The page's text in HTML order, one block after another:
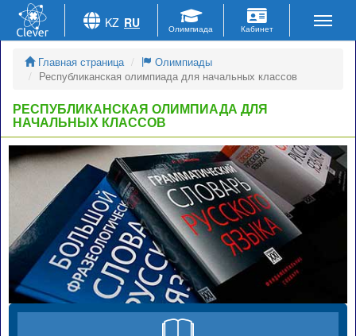
Главная страница
Олимпиады
Республиканская олимпиада для начальных классов
РЕСПУБЛИКАНСКАЯ ОЛИМПИАДА ДЛЯ
НАЧАЛЬНЫХ КЛАССОВ
KZ RU